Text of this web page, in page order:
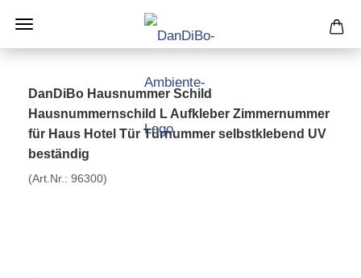
DanDiBo Hausnummer Schild
Hausnummernschild L Aufkleber Zimmernummer
für Haus Hotel Tür Türnummer selbstklebend UV
beständig
(Art.Nr.: 96300)